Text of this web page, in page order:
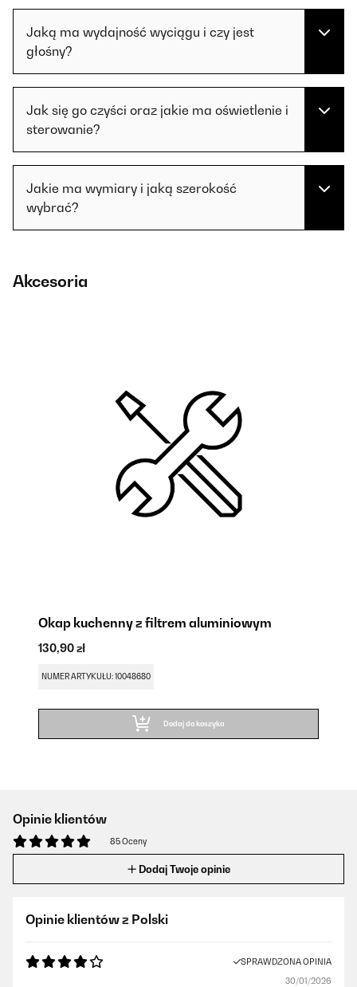
Jaką ma wydajność wyciągu i czy jest
głośny?
Jak się go czyści oraz jakie ma oświetlenie i
sterowanie?
Jakie ma wymiary i jaką szerokość
wybrać?
Akcesoria
Okap kuchenny z filtrem aluminiowym
130,90 zł
NUMER ARTYKUŁU: 10048680
Dodaj do koszyka
Opinie klientów
85 Oceny
Dodaj Twoje opinie
Opinie klientów z Polski
SPRAWDZONA OPINIA
30/01/2026